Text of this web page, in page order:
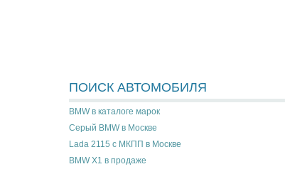
ПОИСК АВТОМОБИЛЯ
BMW в каталоге марок
Серый BMW в Москве
Lada 2115 с МКПП в Москве
BMW X1 в продаже